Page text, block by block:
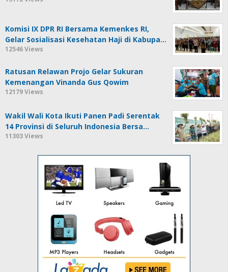
Komisi IX DPR RI Bersama Kemenkes RI,
Gelar Sosialisasi Kesehatan Haji di Kabupa…
12546 Views
Ratusan Relawan Projo Gelar Sukuran
Kemenangan Vinanda Gus Qowim
12179 Views
Wakil Wali Kota Ikuti Panen Padi Serentak
14 Provinsi di Seluruh Indonesia Bersa…
11303 Views